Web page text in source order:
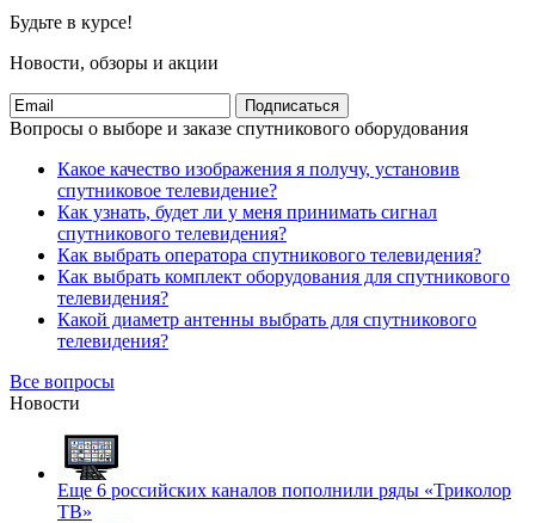
Будьте в курсе!
Новости, обзоры и акции
Подписаться
Вопросы о выборе и заказе спутникового оборудования
Какое качество изображения я получу, установив
спутниковое телевидение?
Как узнать, будет ли у меня принимать сигнал
спутникового телевидения?
Как выбрать оператора спутникового телевидения?
Как выбрать комплект оборудования для спутникового
телевидения?
Какой диаметр антенны выбрать для спутникового
телевидения?
Все вопросы
Новости
Еще 6 российских каналов пополнили ряды «Триколор
ТВ»